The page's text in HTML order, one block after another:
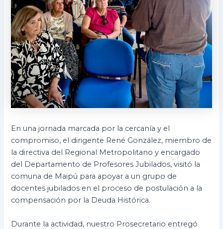
En una jornada marcada por la cercanía y el
compromiso, el dirigente René González, miembro de
la directiva del Regional Metropolitano y encargado
del Departamento de Profesores Jubilados, visitó la
comuna de Maipú para apoyar a un grupo de
docentes jubilados en el proceso de postulación a la
compensación por la Deuda Histórica.
Durante la actividad, nuestro Prosecretario entregó